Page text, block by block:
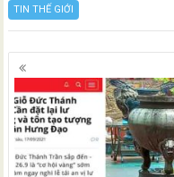
TIN THẾ GIỚI
Posts
navigation